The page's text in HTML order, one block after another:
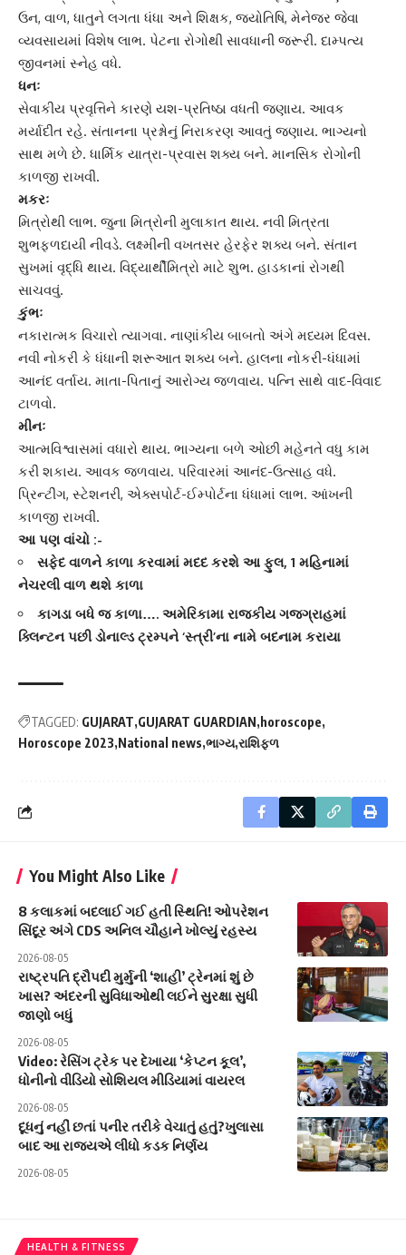
ઉન, વાળ, ધાતુને લગતા ધંધા અને શિક્ષક, ‌જ્યોતિષિ, મેનેજર જેવા
વ્યવસાયમાં વિશેષ લાભ. પેટના રોગોથી સાવધાની જરૂરી. દામ્પત્ય
જીવનમાં સ્નેહ વધે.
ધનઃ
સેવાકીય પ્રવૃત્તિને કારણે યશ-પ્રતિષ્ઠા વધતી જણાય. આવક
મર્યાદીત રહે. સંતાનના પ્રશ્નોનું નિરાકરણ આવતું જણાય. ભાગ્યનો
સાથ મળે છે. ધાર્મિક યાત્રા-પ્રવાસ શક્ય બને. માનસિક રોગોની
કાળજી રાખવી.
મકરઃ
મિત્રોથી લાભ. જુના મિત્રોની મુલાકાત થાય. નવી મિત્રતા
શુભફળદાયી નીવડે. લક્ષ્મીની વખતસર હેરફેર શક્ય બને. સંતાન
સુખમાં વૃદ્ધિ થાય. વિદ્યાર્થીમિત્રો માટે શુભ. હાડકાનાં રોગથી
સાચવવું.
કુંભઃ
નકારાત્મક વિચારો ત્યાગવા. નાણાંકીય બાબતો અંગે મધ્યમ દિવસ.
નવી નોકરી કે ધંધાની શરૂઆત શક્ય બને. હાલના નોકરી-ધંધામાં
આનંદ વર્તાય. માતા-પિતાનું આરોગ્ય જળવાય. પત્નિ સાથે વાદ‌-વિવાદ
ટાળવો.
મીનઃ
આત્મવિશ્વાસમાં વધારો થાય. ભાગ્યના બળે ઓછી મહેનતે વધુ કામ
કરી શકાય. આવક જળવાય. પરિવારમાં આનંદ-ઉત્સાહ વધે.
પ્રિન્ટીંગ, સ્ટેશનરી, એક્સપોર્ટ-ઈમ્પોર્ટના ધંધામાં લાભ. આંખની
કાળજી રાખવી.
આ પણ વાંચો :-
સફેદ વાળને કાળા કરવામાં મદદ કરશે આ ફુલ, 1 મહિનામાં
નેચરલી વાળ થશે કાળા
કાગડા બધે જ કાળા…. અમેરિકામા રાજકીય ગજગ્રાહમાં
ક્લિન્ટન પછી ડોનાલ્ડ ટ્રમ્પને ‘સ્ત્રી’ના નામે બદનામ કરાયા
TAGGED: GUJARAT GUJARAT GUARDIAN horoscope
Horoscope 2023 National news ભાગ્ય રાશિફળ
You Might Also Like
8 કલાકમાં બદલાઈ ગઈ હતી સ્થિતિ! ઓપરેશન
સિંદૂર અંગે CDS અનિલ ચૌહાને ખોલ્યું રહસ્ય
2026-08-05
રાષ્ટ્રપતિ દ્રૌપદી મુર્મુની ‘શાહી’ ટ્રેનમાં શું છે
ખાસ? અંદરની સુવિધાઓથી લઈને સુરક્ષા સુધી
જાણો બધું
2026-08-05
Video: રેસિંગ ટ્રેક પર દેખાયા ‘કેપ્ટન કૂલ’,
ધોનીનો વીડિયો સોશિયલ મીડિયામાં વાયરલ
2026-08-05
દૂધનું નહીં છતાં પનીર તરીકે વેચાતું હતું?ખુલાસા
બાદ આ રાજ્યએ લીધો કડક નિર્ણય
2026-08-05
HEALTH & FITNESS